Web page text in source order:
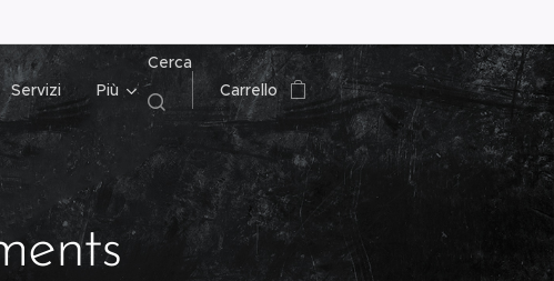
Servizi Più
Cerca
Carrello